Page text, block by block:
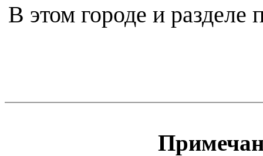
В этом городе и разделе